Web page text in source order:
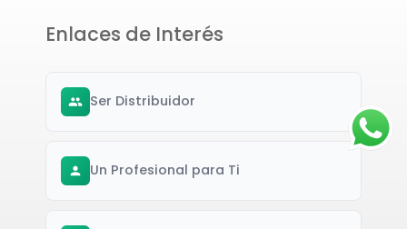
Enlaces de Interés
Ser Distribuidor
Un Profesional para Ti